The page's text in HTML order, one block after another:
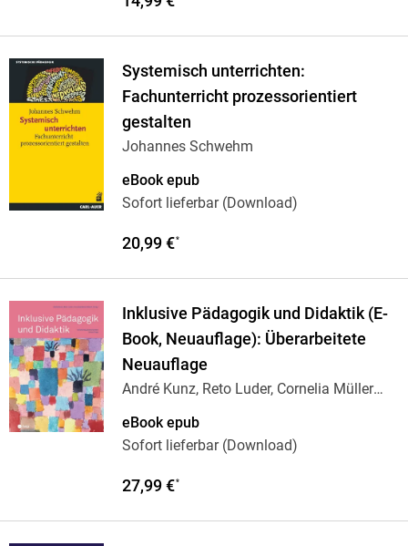
Systemisch unterrichten:
Fachunterricht prozessorientiert
gestalten
Johannes Schwehm
eBook epub
Sofort lieferbar (Download)
20,99 €*
Inklusive Pädagogik und Didaktik (E-
Book, Neuauflage): Überarbeitete
Neuauflage
André Kunz, Reto Luder, Cornelia Müller
eBook epub
Sofort lieferbar (Download)
27,99 €*